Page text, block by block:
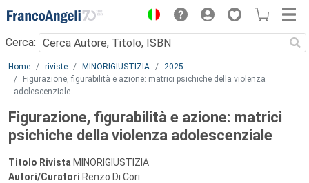
Menu
Cerca:
Main content
Home riviste MINORIGIUSTIZIA
2025
Figurazione, figurabilità e azione: matrici psichiche della violenza
adolescenziale
Figurazione, figurabilità e azione: matrici
psichiche della violenza adolescenziale
Titolo Rivista MINORIGIUSTIZIA
Autori/Curatori Renzo Di Cori